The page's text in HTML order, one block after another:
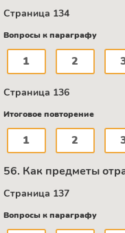
Страница 134
Вопросы к параграфу
1 2
Страница 136
Итоговое повторение
1 2
56. Как предметы
Страница 137
Вопросы к параграфу